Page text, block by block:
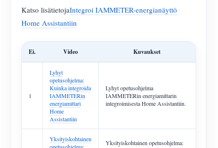
Katso lisätietojaIntegroi IAMMETER-energianäyttö
Home Assistantiin
Ei. Video Kuvaukset
1
Lyhyt
opetusohjelma:
Kuinka integroida
IAMMETERin
energiamittari
Home
Assistantiin
Lyhyt opetusohjelma
IAMMETERin energiamittarin
integroimisesta Home Assistantiin.
Yksityiskohtainen
Yksityiskohtainen opetusohjelma: